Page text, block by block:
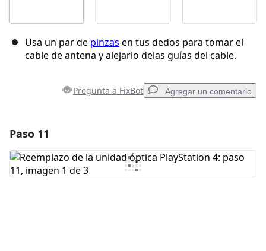
Usa un par de pinzas en tus dedos para tomar el
cable de antena y alejarlo delas guías del cable.
Pregunta a FixBot Agregar un comentario
Agregar Comentario
Paso 11